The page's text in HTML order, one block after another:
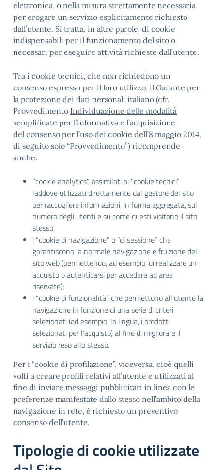
elettronica, o nella misura strettamente necessaria
per erogare un servizio esplicitamente richiesto
dall’utente. Si tratta, in altre parole, di cookie
indispensabili per il funzionamento del sito o
necessari per eseguire attività richieste dall’utente.
Tra i cookie tecnici, che non richiedono un
consenso espresso per il loro utilizzo, il Garante per
la protezione dei dati personali italiano (cfr.
Provvedimento Individuazione delle modalità
semplificate per l’informativa e l’acquisizione
del consenso per l’uso dei cookie dell’8 maggio 2014,
di seguito solo “Provvedimento”) ricomprende
anche:
“cookie analytics”, assimilati ai “cookie tecnici”
laddove utilizzati direttamente dal gestore del sito
per raccogliere informazioni, in forma aggregata, sul
numero degli utenti e su come questi visitano il sito
stesso,
i “cookie di navigazione” o “di sessione” che
garantiscono la normale navigazione e fruizione del
sito web (permettendo, ad esempio, di realizzare un
acquisto o autenticarsi per accedere ad aree
riservate);
i “cookie di funzionalità”, che permettono all’utente la
navigazione in funzione di una serie di criteri
selezionati (ad esempio, la lingua, i prodotti
selezionati per l’acquisto) al fine di migliorare il
servizio reso allo stesso.
Per i “cookie di profilazione”, viceversa, cioè quelli
volti a creare profili relativi all’utente e utilizzati al
fine di inviare messaggi pubblicitari in linea con le
preferenze manifestate dallo stesso nell’ambito della
navigazione in rete, è richiesto un preventivo
consenso dell’utente.
Tipologie di cookie utilizzate